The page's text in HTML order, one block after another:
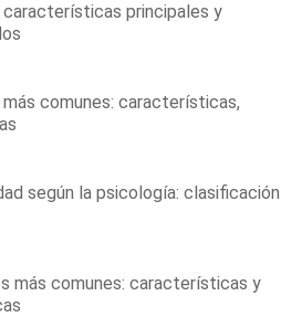
principales y
comunes: características,
según la psicología: clasificación
más comunes: características y